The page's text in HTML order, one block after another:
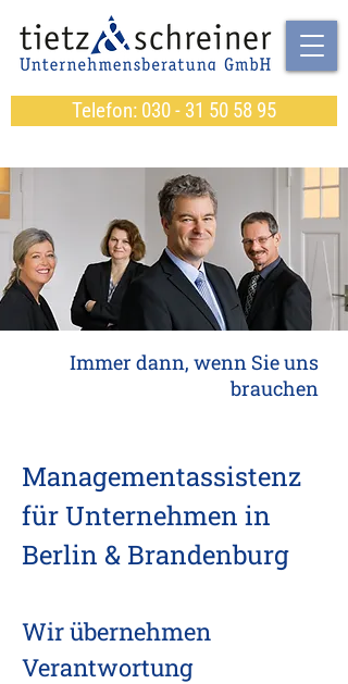
Telefon: 030 - 31 50 58 95
Immer dann, wenn Sie uns
brauchen
Managementassistenz
für Unternehmen in
Berlin & Brandenburg
Wir übernehmen
Verantwortung